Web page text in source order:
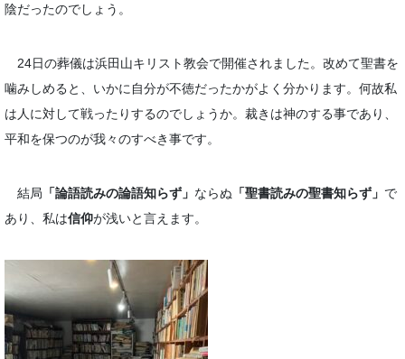
陰だったのでしょう。
24日の葬儀は浜田山キリスト教会で開催されました。改めて聖書を
噛みしめると、いかに自分が不徳だったかがよく分かります。何故私
は人に対して戦ったりするのでしょうか。裁きは神のする事であり、
平和を保つのが我々のすべき事です。
結局 「論語読みの論語知らず」 ならぬ 「聖書読みの聖書知らず」 で
あり、私は信仰が浅いと言えます。